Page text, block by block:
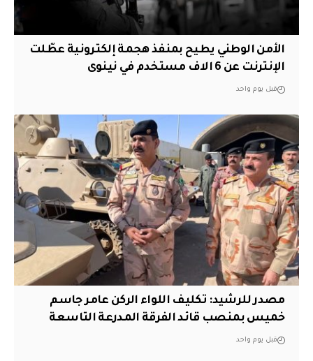
الأمن الوطني يطيح بمنفذ هجمة إلكترونية عطّلت
الإنترنت عن 6 الاف مستخدم في نينوى
قبل يوم واحد
مصدر للرشيد: تكليف اللواء الركن عامر جاسم
خميس بمنصب قائد الفرقة المدرعة التاسعة
قبل يوم واحد